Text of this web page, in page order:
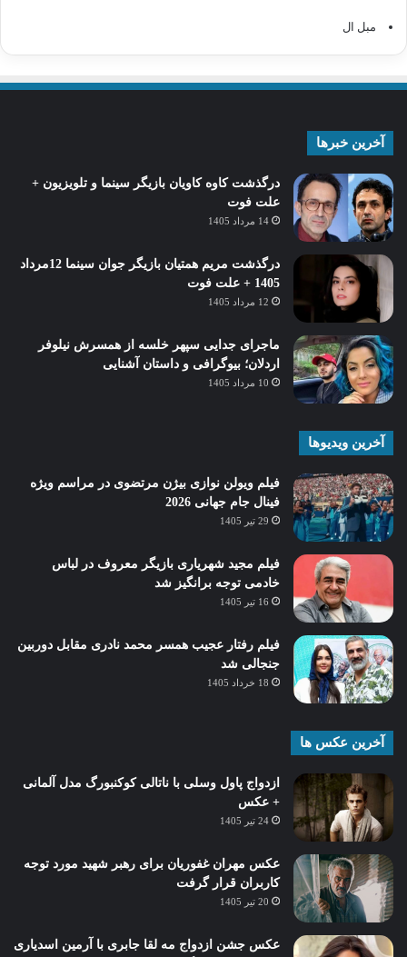
مبل ال
آخرین خبرها
درگذشت کاوه کاویان بازیگر سینما و تلویزیون +
علت فوت
14 مرداد 1405
درگذشت مریم همتیان بازیگر جوان سینما 12مرداد
1405 + علت فوت
12 مرداد 1405
ماجرای جدایی سپهر خلسه از همسرش نیلوفر
اردلان؛ بیوگرافی و داستان آشنایی
10 مرداد 1405
آخرین ویدیوها
فیلم ویولن نوازی بیژن مرتضوی در مراسم ویژه
فینال جام جهانی 2026
29 تیر 1405
فیلم مجید شهریاری بازیگر معروف در لباس
خادمی توجه برانگیز شد
16 تیر 1405
فیلم رفتار عجیب همسر محمد نادری مقابل دوربین
جنجالی شد
18 خرداد 1405
آخرین عکس ها
ازدواج پاول وسلی با ناتالی کوکنبورگ مدل آلمانی
+ عکس
24 تیر 1405
عکس مهران غفوریان برای رهبر شهید مورد توجه
کاربران قرار گرفت
20 تیر 1405
عکس جشن ازدواج مه لقا جابری با آرمین اسدیاری